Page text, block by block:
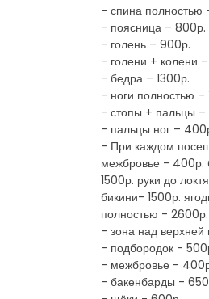
- спина полностью
- поясница – 800р.
- голень – 900р.
- голени + колени
- бедра – 1300р.
- ноги полностью –
- стопы + пальцы –
- пальцы ног –
- При каждом
межбровье - 400р.
1500р. руки до
бикини- 1500р.
полностью - 2600р.
- зона над
- подбородок -
- межбровье -
- бакенбарды -